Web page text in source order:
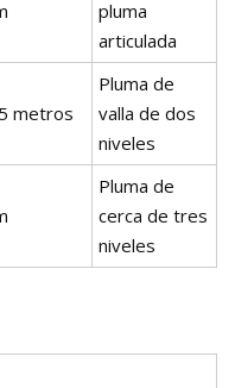
pluma
articulada
metros
Pluma de
valla de dos
niveles
Pluma de
cerca de tres
niveles